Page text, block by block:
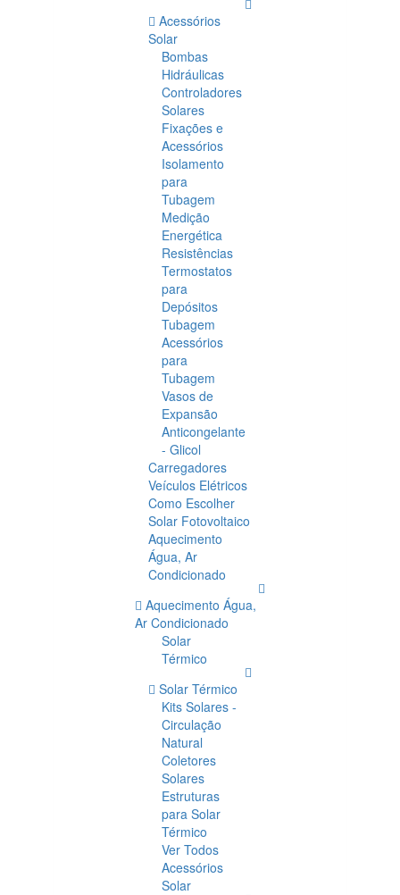
Acessórios
Solar
Bombas
Hidráulicas
Controladores
Solares
Fixações e
Acessórios
Isolamento
para
Tubagem
Medição
Energética
Resistências
Termostatos
para
Depósitos
Tubagem
Acessórios
para
Tubagem
Vasos de
Expansão
Anticongelante
- Glicol
Carregadores
Veículos Elétricos
Como Escolher
Solar Fotovoltaico
Aquecimento
Água, Ar
Condicionado
Aquecimento Água,
Ar Condicionado
Solar
Térmico
Solar Térmico
Kits Solares -
Circulação
Natural
Coletores
Solares
Estruturas
para Solar
Térmico
Ver Todos
Acessórios
Solar